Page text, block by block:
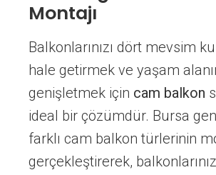
Montajı
Balkonlarınızı dört mevsim
hale getirmek ve yaşam
genişletmek için cam balkon
ideal bir çözümdür. Bursa
farklı cam balkon türlerinin
gerçekleştirerek,